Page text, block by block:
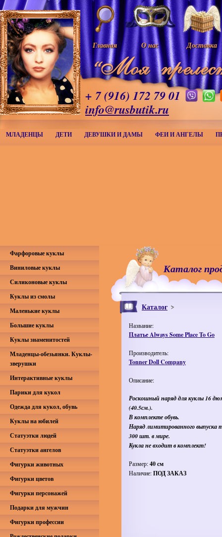
Главная О нас Доставка
+ 7 (916) 172 79 01
info@rusbutik.ru
МЛАДЕНЦЫ ДЕТИ ДЕВУШКИ И ДАМЫ ФЕИ И АНГЕЛЫ
Каталог
Каталог
Название:
Платье Always Some Place To Go
Производитель:
Tonner Doll Company
Описание:
Роскошный наряд для куклы 16
(40.5см.).
В комплекте обувь.
Наряд лимитированного выпуска
300 шт. в мире.
Кукла не входит в комплект!
Размер:40 см
Наличие:ПОД ЗАКАЗ
Фарфоровые куклы
Виниловые куклы
Силиконовые куклы
Куклы из смолы
Маленькие куклы
Большие куклы
Куклы знаменитостей
Младенцы-обезьянки. Куклы-
зверушки
Интерактивные куклы
Парики для кукол
Одежда для кукол, обувь
Куклы на юбилей
Статуэтки людей
Статуэтки ангелов
Фигурки животных
Фигурки цветов
Фигурки персонажей
Подарки для мужчин
Фигурки профессии